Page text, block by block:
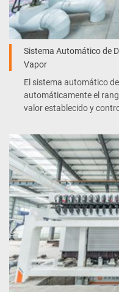
Sistema Automático de
Vapor
El sistema automático
automáticamente el
valor establecido y